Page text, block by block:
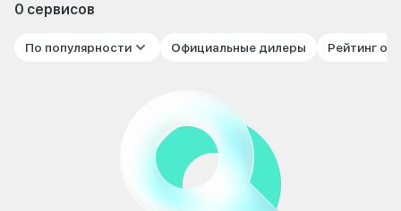
0 сервисов
По популярности Официальные дилеры Рейтинг